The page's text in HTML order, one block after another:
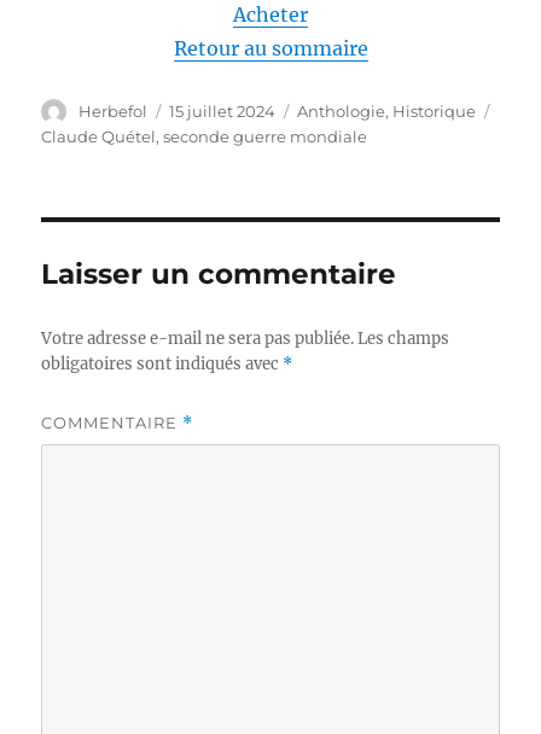
Acheter
Retour au sommaire
Auteur
Herbefol
Publié
le
15 juillet 2024 Catégories
Anthologie, Historique
Claude Quétel,seconde guerre mondiale
Laisser un commentaire
Votre adresse e-mail ne sera pas publiée. Les champs
obligatoires sont indiqués avec *
COMMENTAIRE *